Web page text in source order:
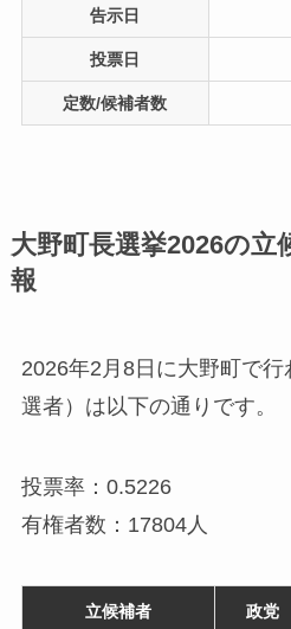
告示日
投票日
定数/候補者数
大野町長選挙2026の立
報
2026年2月8日に大野町で
選者）は以下の通りです。
投票率：0.5226
有権者数：17804人
立候補者 政党